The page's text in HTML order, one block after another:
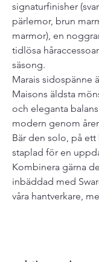
signaturfinisher
pärlemor, brun
marmor), en
tidlösa
säsong.
Marais sidospänne
Maisons äldsta
och eleganta
modern genom
Bär den solo, på ett
staplad för en
Kombinera gärna
inbäddad med
våra hantverkare,